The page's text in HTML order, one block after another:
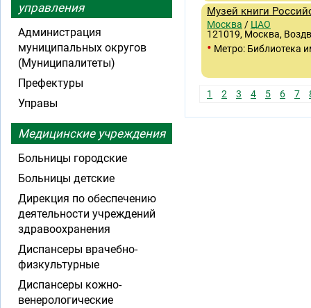
Музей книги
Москва / ЦАО
121019, Москва,
• Метро: Библиотека
1 2 3 4 5 6 7
управления
Администрация
муниципальных округов
(Муниципалитеты)
Префектуры
Управы
Медицинские учреждения
Больницы городские
Больницы детские
Дирекция по обеспечению
деятельности учреждений
здравоохранения
Диспансеры врачебно-
физкультурные
Диспансеры кожно-
венерологические